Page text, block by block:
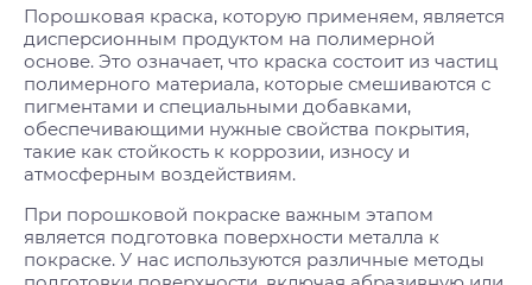
Порошковая краска, которую применяем, является
дисперсионным продуктом на полимерной
основе. Это означает, что краска состоит из частиц
полимерного материала, которые смешиваются с
пигментами и специальными добавками,
обеспечивающими нужные свойства покрытия,
такие как стойкость к коррозии, износу и
атмосферным воздействиям.
При порошковой покраске важным этапом
является подготовка поверхности металла к
покраске. У нас используются различные методы